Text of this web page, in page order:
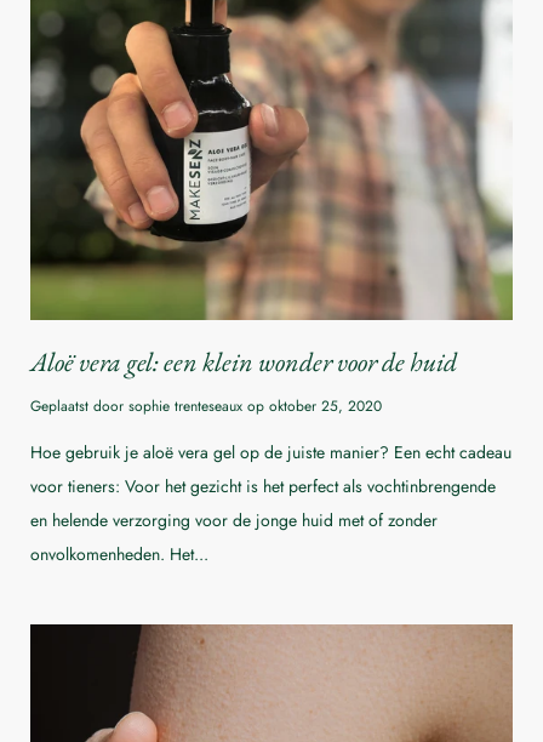
Aloë vera gel: een klein wonder voor de huid
Geplaatst door sophie trenteseaux op oktober 25, 2020
Hoe gebruik je aloë vera gel op de juiste manier? Een echt cadeau
voor tieners: Voor het gezicht is het perfect als vochtinbrengende
en helende verzorging voor de jonge huid met of zonder
onvolkomenheden. Het...